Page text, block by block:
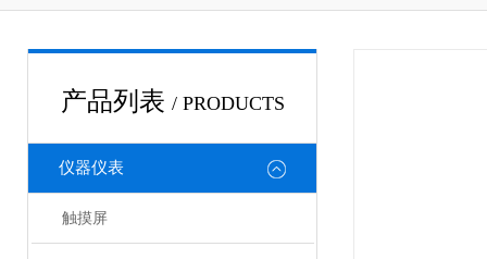
产品列表 / PRODUCTS
仪器仪表
触摸屏